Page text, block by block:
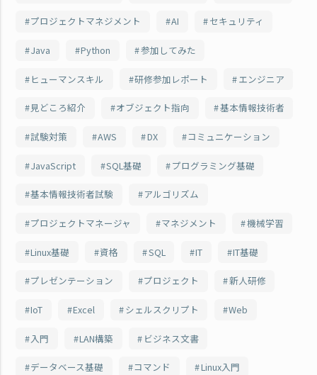
プロジェクトマネジメント AI セキュリティ
Java Python 参加してみた
ヒューマンスキル 研修参加レポート エンジニア
見どころ紹介 オブジェクト指向 基本情報技術者
試験対策 AWS DX コミュニケーション
JavaScript SQL基礎 プログラミング基礎
基本情報技術者試験 アルゴリズム
プロジェクトマネージャ マネジメント 機械学習
Linux基礎 資格 SQL IT IT基礎
プレゼンテーション プロジェクト 新人研修
IoT Excel シェルスクリプト Web
入門 LAN構築 ビジネス文書
データベース基礎 コマンド Linux入門